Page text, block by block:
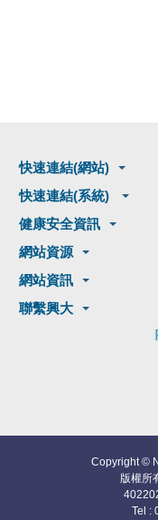
快速連結(網站)
快速連結(系統)
健康安全資訊
網站資源
網站資訊
聯繫興大
Copyright ©
版權所
Tel :